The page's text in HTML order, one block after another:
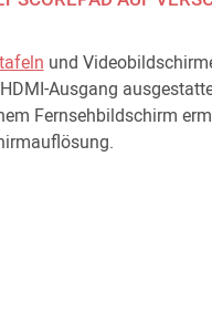
und
Ausgang
Fernsehbildschirm